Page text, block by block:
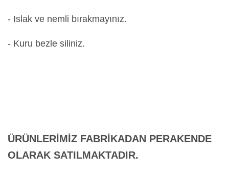
- Islak ve nemli bırakmayınız.
- Kuru bezle siliniz.
ÜRÜNLERİMİZ FABRİKADAN PERAKENDE
OLARAK SATILMAKTADIR.